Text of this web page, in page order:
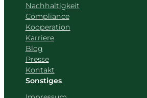
Nachhaltigkeit
Compliance
Kooperation
Karriere
Blog
Presse
Kontakt
Sonstiges